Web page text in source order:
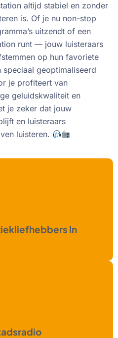
altijd stabiel en zonder
is. Of je nu non-stop
uitzendt of een
runt — jouw luisteraars
op hun favoriete
speciaal geoptimaliseerd
je profiteert van
geluidskwaliteit en
je zeker dat jouw
en luisteraars
luisteren.
In